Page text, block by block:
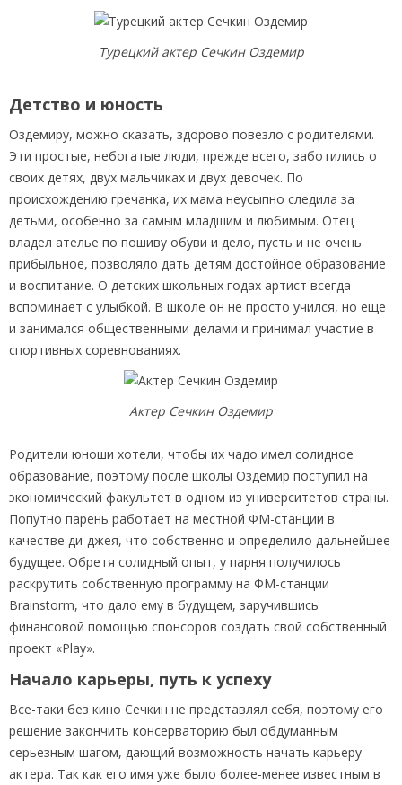
Турецкий актер Сечкин Оздемир
Детство и юность
Оздемиру, можно сказать, здорово повезло с родителями.
Эти простые, небогатые люди, прежде всего, заботились о
своих детях, двух мальчиках и двух девочек. По
происхождению гречанка, их мама неусыпно следила за
детьми, особенно за самым младшим и любимым. Отец
владел ателье по пошиву обуви и дело, пусть и не очень
прибыльное, позволяло дать детям достойное образование
и воспитание. О детских школьных годах артист всегда
вспоминает с улыбкой. В школе он не просто учился, но еще
и занимался общественными делами и принимал участие в
спортивных соревнованиях.
Актер Сечкин Оздемир
Родители юноши хотели, чтобы их чадо имел солидное
образование, поэтому после школы Оздемир поступил на
экономический факультет в одном из университетов страны.
Попутно парень работает на местной ФМ-станции в
качестве ди-джея, что собственно и определило дальнейшее
будущее. Обретя солидный опыт, у парня получилось
раскрутить собственную программу на ФМ-станции
Brainstorm, что дало ему в будущем, заручившись
финансовой помощью спонсоров создать свой собственный
проект «Play».
Начало карьеры, путь к успеху
Все-таки без кино Сечкин не представлял себя, поэтому его
решение закончить консерваторию был обдуманным
серьезным шагом, дающий возможность начать карьеру
актера. Так как его имя уже было более-менее известным в